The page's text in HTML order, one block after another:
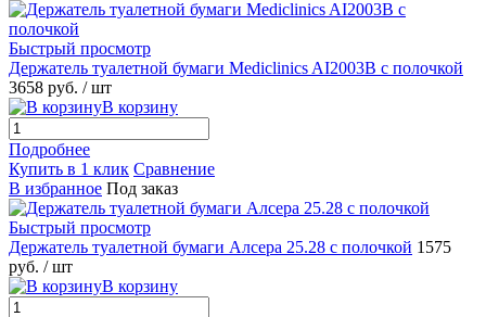
Быстрый просмотр
Держатель туалетной бумаги Mediclinics AI2003B с полочкой
3658 руб. / шт
В корзину
Подробнее
Купить в 1 клик Сравнение
В избранное Под заказ
Быстрый просмотр
Держатель туалетной бумаги Алсера 25.28 с полочкой 1575
руб. / шт
В корзину